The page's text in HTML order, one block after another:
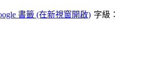
字級：